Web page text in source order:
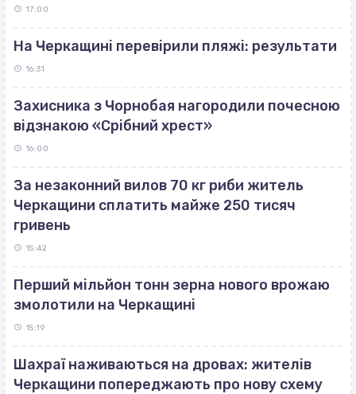
17:00
На Черкащині перевірили пляжі: результати
16:31
Захисника з Чорнобая нагородили почесною
відзнакою «Срібний хрест»
16:00
За незаконний вилов 70 кг риби житель
Черкащини сплатить майже 250 тисяч
гривень
15:42
Перший мільйон тонн зерна нового врожаю
змолотили на Черкащині
15:19
Шахраї наживаються на дровах: жителів
Черкащини попереджають про нову схему